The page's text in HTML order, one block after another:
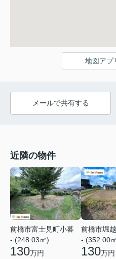
地図アプ
メールで共有する
近隣の物件
前橋市富士見町小暮
- (248.03㎡)
130万円
前橋市堀
- (352.00
130万円